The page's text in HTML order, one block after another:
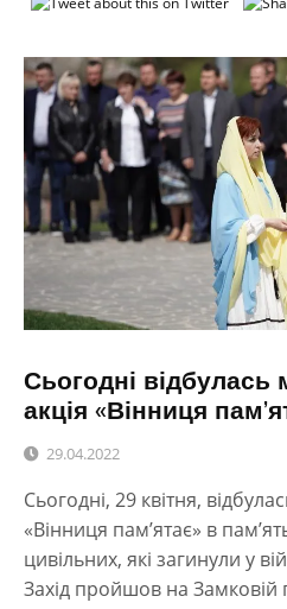
Сьогодні відбулась
акція «Вінниця
29.04.2022
Сьогодні, 29 квітня,
«Вінниця пам’ятає» в
цивільних, які загинули у
Захід пройшов на Замковій